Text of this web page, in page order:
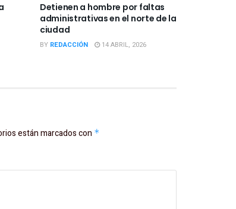
Detienen a hombre por faltas
administrativas en el norte de la
ciudad
BY REDACCIÓN 14 ABRIL, 2026
están marcados con *